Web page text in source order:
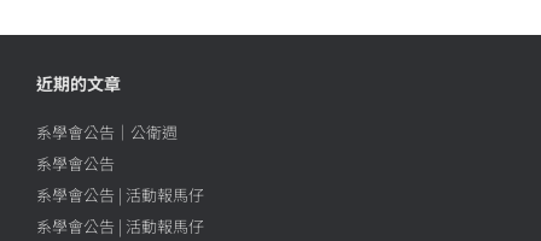
近期的文章
系學會公告｜公衛週
系學會公告
系學會公告 | 活動報馬仔
系學會公告 | 活動報馬仔